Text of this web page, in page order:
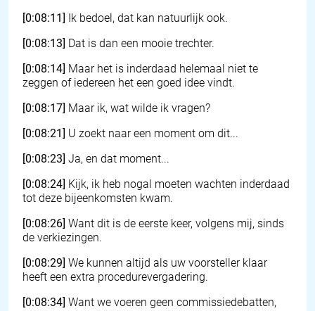
[0:08:11] Ik bedoel, dat kan natuurlijk ook.
[0:08:13] Dat is dan een mooie trechter.
[0:08:14] Maar het is inderdaad helemaal niet te
zeggen of iedereen het een goed idee vindt.
[0:08:17] Maar ik, wat wilde ik vragen?
[0:08:21] U zoekt naar een moment om dit...
[0:08:23] Ja, en dat moment...
[0:08:24] Kijk, ik heb nogal moeten wachten inderdaad
tot deze bijeenkomsten kwam.
[0:08:26] Want dit is de eerste keer, volgens mij, sinds
de verkiezingen.
[0:08:29] We kunnen altijd als uw voorsteller klaar
heeft een extra procedurevergadering.
[0:08:34] Want we voeren geen commissiedebatten,